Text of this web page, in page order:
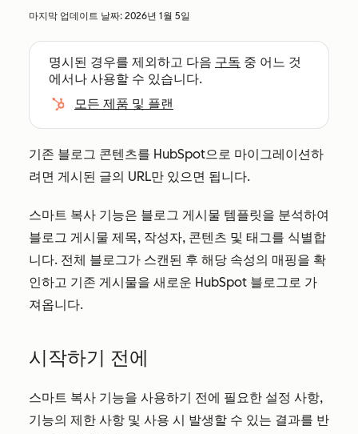
마지막 업데이트 날짜: 2026년 1월 5일
명시된 경우를 제외하고 다음 구독 중 어느 것
에서나 사용할 수 있습니다.
모든 제품 및 플랜
기존 블로그 콘텐츠를 HubSpot으로 마이그레이션하
려면 게시된 글의 URL만 있으면 됩니다.
스마트 복사 기능은 블로그 게시물 템플릿을 분석하여
블로그 게시물 제목, 작성자, 콘텐츠 및 태그를 식별합
니다. 전체 블로그가 스캔된 후 해당 속성의 매핑을 확
인하고 기존 게시물을 새로운 HubSpot 블로그로 가
져옵니다.
시작하기 전에
스마트 복사 기능을 사용하기 전에 필요한 설정 사항,
기능의 제한 사항 및 사용 시 발생할 수 있는 결과를 반